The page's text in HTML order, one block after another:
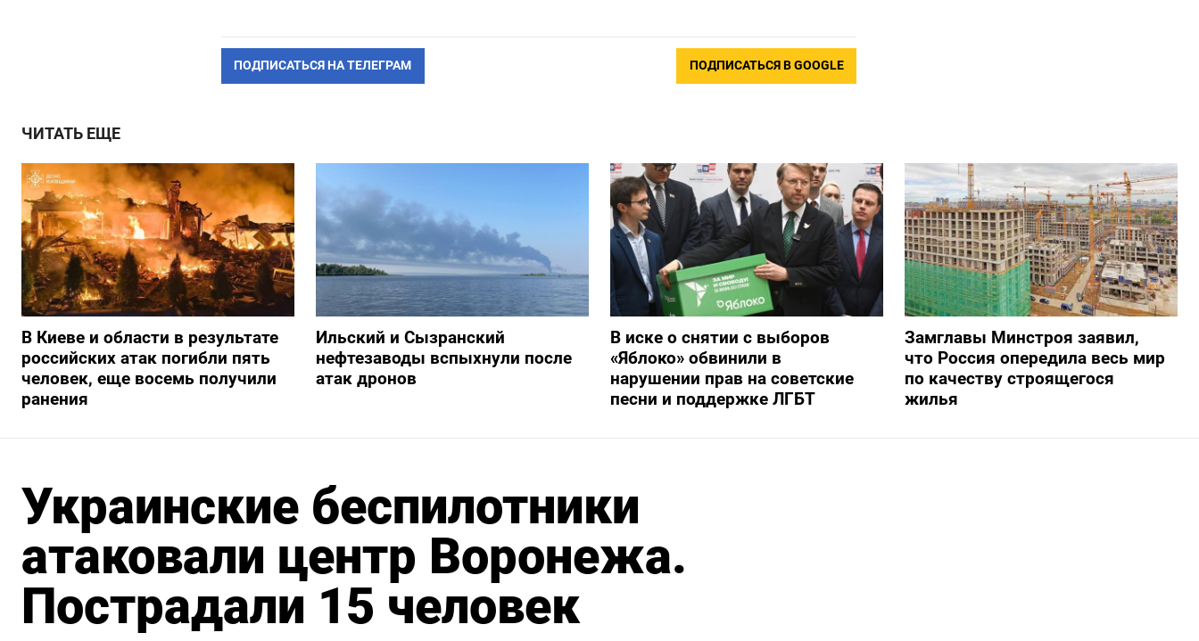
ПОДПИСАТЬСЯ НА ТЕЛЕГРАМ ПОДПИСАТЬСЯ В GOOGLE
ЧИТАТЬ ЕЩЕ
В Киеве и области в результате
российских атак погибли пять
человек, еще восемь получили
ранения
Ильский и Сызранский
нефтезаводы вспыхнули после
атак дронов
В иске о снятии с выборов
«Яблоко» обвинили в
нарушении прав на советские
песни и поддержке ЛГБТ
Замглавы Минстроя заявил,
что Россия опередила весь мир
по качеству строящегося
жилья
Украинские беспилотники
атаковали центр Воронежа.
Пострадали 15 человек